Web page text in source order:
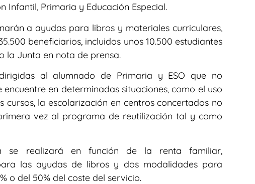
Infantil, Primaria y Educación Especial.
a ayudas para libros y materiales curriculares,
beneficiarios, incluidos unos 10.500 estudiantes
la Junta en nota de prensa.
al alumnado de Primaria y ESO que no
en determinadas situaciones, como el uso
la escolarización en centros concertados no
vez al programa de reutilización tal y como
se realizará en función de la renta familiar,
las ayudas de libros y dos modalidades para
o del 50% del coste del servicio.